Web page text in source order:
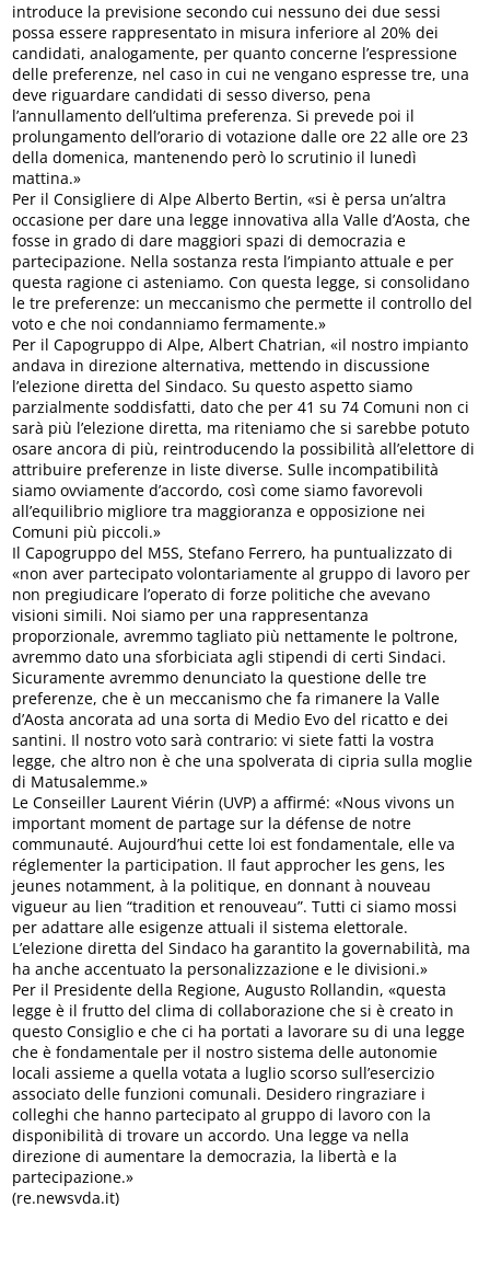
introduce la previsione secondo cui nessuno dei due sessi
possa essere rappresentato in misura inferiore al 20% dei
candidati, analogamente, per quanto concerne l’espressione
delle preferenze, nel caso in cui ne vengano espresse tre, una
deve riguardare candidati di sesso diverso, pena
l’annullamento dell’ultima preferenza. Si prevede poi il
prolungamento dell’orario di votazione dalle ore 22 alle ore 23
della domenica, mantenendo però lo scrutinio il lunedì
mattina.»
Per il Consigliere di Alpe Alberto Bertin, «si è persa un’altra
occasione per dare una legge innovativa alla Valle d’Aosta, che
fosse in grado di dare maggiori spazi di democrazia e
partecipazione. Nella sostanza resta l’impianto attuale e per
questa ragione ci asteniamo. Con questa legge, si consolidano
le tre preferenze: un meccanismo che permette il controllo del
voto e che noi condanniamo fermamente.»
Per il Capogruppo di Alpe, Albert Chatrian, «il nostro impianto
andava in direzione alternativa, mettendo in discussione
l’elezione diretta del Sindaco. Su questo aspetto siamo
parzialmente soddisfatti, dato che per 41 su 74 Comuni non ci
sarà più l’elezione diretta, ma riteniamo che si sarebbe potuto
osare ancora di più, reintroducendo la possibilità all’elettore di
attribuire preferenze in liste diverse. Sulle incompatibilità
siamo ovviamente d’accordo, così come siamo favorevoli
all’equilibrio migliore tra maggioranza e opposizione nei
Comuni più piccoli.»
Il Capogruppo del M5S, Stefano Ferrero, ha puntualizzato di
«non aver partecipato volontariamente al gruppo di lavoro per
non pregiudicare l’operato di forze politiche che avevano
visioni simili. Noi siamo per una rappresentanza
proporzionale, avremmo tagliato più nettamente le poltrone,
avremmo dato una sforbiciata agli stipendi di certi Sindaci.
Sicuramente avremmo denunciato la questione delle tre
preferenze, che è un meccanismo che fa rimanere la Valle
d’Aosta ancorata ad una sorta di Medio Evo del ricatto e dei
santini. Il nostro voto sarà contrario: vi siete fatti la vostra
legge, che altro non è che una spolverata di cipria sulla moglie
di Matusalemme.»
Le Conseiller Laurent Viérin (UVP) a affirmé: «Nous vivons un
important moment de partage sur la défense de notre
communauté. Aujourd’hui cette loi est fondamentale, elle va
réglementer la participation. Il faut approcher les gens, les
jeunes notamment, à la politique, en donnant à nouveau
vigueur au lien “tradition et renouveau”. Tutti ci siamo mossi
per adattare alle esigenze attuali il sistema elettorale.
L’elezione diretta del Sindaco ha garantito la governabilità, ma
ha anche accentuato la personalizzazione e le divisioni.»
Per il Presidente della Regione, Augusto Rollandin, «questa
legge è il frutto del clima di collaborazione che si è creato in
questo Consiglio e che ci ha portati a lavorare su di una legge
che è fondamentale per il nostro sistema delle autonomie
locali assieme a quella votata a luglio scorso sull’esercizio
associato delle funzioni comunali. Desidero ringraziare i
colleghi che hanno partecipato al gruppo di lavoro con la
disponibilità di trovare un accordo. Una legge va nella
direzione di aumentare la democrazia, la libertà e la
partecipazione.»
(re.newsvda.it)